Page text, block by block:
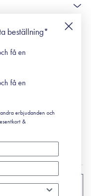
beställning*
få en
få en
erbjudanden och
&